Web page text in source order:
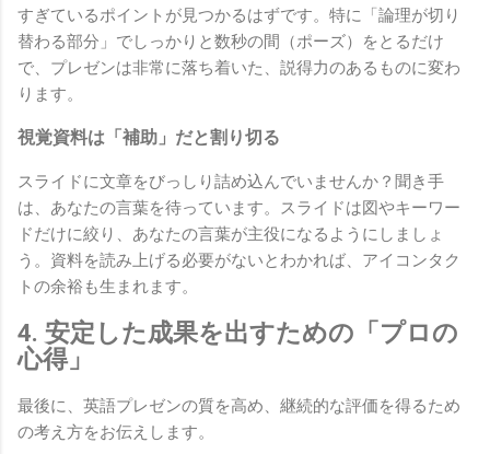
すぎているポイントが見つかるはずです。特に「論理が切り
替わる部分」でしっかりと数秒の間（ポーズ）をとるだけ
で、プレゼンは非常に落ち着いた、説得力のあるものに変わ
ります。
視覚資料は「補助」だと割り切る
スライドに文章をびっしり詰め込んでいませんか？聞き手
は、あなたの言葉を待っています。スライドは図やキーワー
ドだけに絞り、あなたの言葉が主役になるようにしましょ
う。資料を読み上げる必要がないとわかれば、アイコンタク
トの余裕も生まれます。
4. 安定した成果を出すための「プロの
心得」
最後に、英語プレゼンの質を高め、継続的な評価を得るため
の考え方をお伝えします。